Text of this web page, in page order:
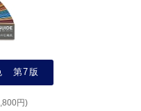
第7版
円)